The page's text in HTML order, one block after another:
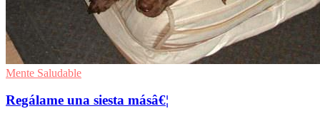
Mente Saludable
Regálame una siesta másâ€¦